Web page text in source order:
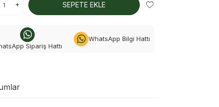
SEPETE EKLE
Sipariş Hattı
WhatsApp Bilgi Hattı